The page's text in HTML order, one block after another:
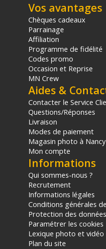
Vos avantages
Chèques cadeaux
Parrainage
Affiliation
Programme de fidélité
Codes promo
Occasion et Reprise
MN Crew
Aides &
Contacter le Service
Questions/Réponses
Livraison
Modes de paiement
Magasin photo à Nancy
Mon compte
Informations
Qui sommes-nous ?
Recrutement
Informations légales
Conditions générales
Protection des données
Paramétrer les cookies
Lexique photo et vidéo
Plan du site